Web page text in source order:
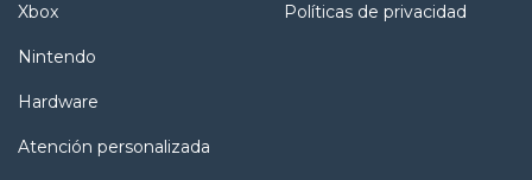
Xbox
Nintendo
Hardware
Atención personalizada
Políticas de privacidad